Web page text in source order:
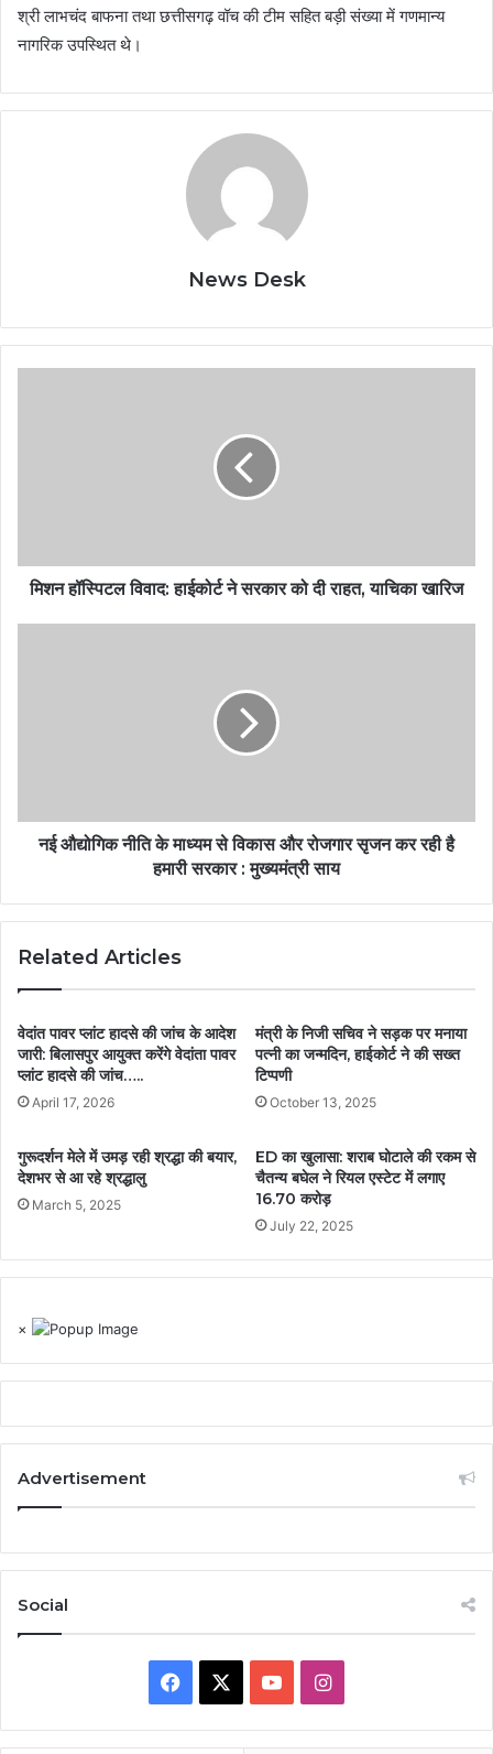
श्री लाभचंद बाफना तथा छत्तीसगढ़ वॉच की टीम सहित बड़ी संख्या में गणमान्य
नागरिक उपस्थित थे।
News Desk
मिशन हॉस्पिटल विवाद: हाईकोर्ट ने सरकार को दी राहत, याचिका खारिज
नई औद्योगिक नीति के माध्यम से विकास और रोजगार सृजन कर रही है
हमारी सरकार : मुख्यमंत्री साय
Related Articles
वेदांत पावर प्लांट हादसे की जांच के आदेश
जारी: बिलासपुर आयुक्त करेंगे वेदांता पावर
प्लांट हादसे की जांच…..
April 17, 2026
मंत्री के निजी सचिव ने सड़क पर मनाया
पत्नी का जन्मदिन, हाईकोर्ट ने की सख्त
टिप्पणी
October 13, 2025
गुरूदर्शन मेले में उमड़ रही श्रद्धा की बयार,
देशभर से आ रहे श्रद्धालु
March 5, 2025
ED का खुलासा: शराब घोटाले की रकम से
चैतन्य बघेल ने रियल एस्टेट में लगाए
16.70 करोड़
July 22, 2025
×
Advertisement
Social
Facebook YouTubeInstagram